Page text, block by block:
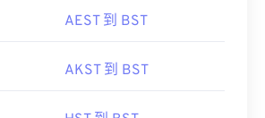
AEST 到 BST
AKST 到 BST